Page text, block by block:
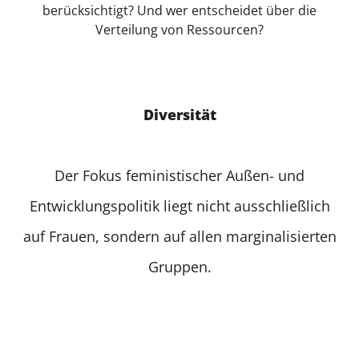
berücksichtigt? Und wer entscheidet über die
Verteilung von Ressourcen?
Diversität
Der Fokus feministischer Außen- und
Entwicklungspolitik liegt nicht ausschließlich
auf Frauen, sondern auf allen marginalisierten
Gruppen.